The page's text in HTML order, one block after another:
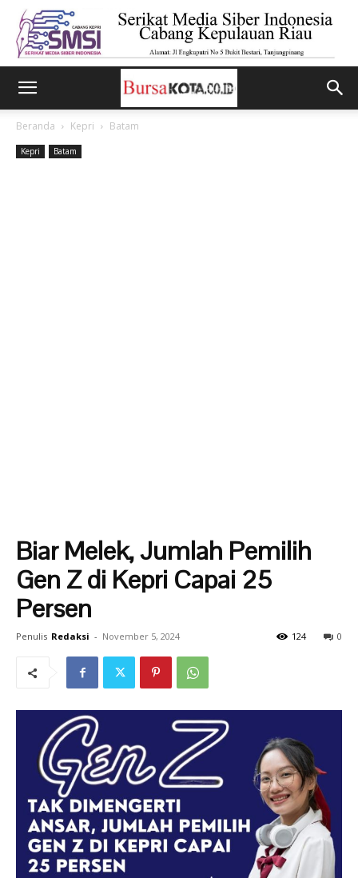
Beranda Kepri Batam
Kepri Batam
Biar Melek, Jumlah Pemilih
Gen Z di Kepri Capai 25
Persen
Penulis Redaksi - November 5, 2024 0
124